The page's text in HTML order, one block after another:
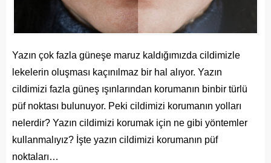
Yazın çok fazla güneşe maruz kaldığımızda cildimizle
lekelerin oluşması kaçınılmaz bir hal alıyor. Yazın
cildimizi fazla güneş ışınlarından korumanın binbir türlü
püf noktası bulunuyor. Peki cildimizi korumanın yolları
nelerdir? Yazın cildimizi korumak için ne gibi yöntemler
kullanmalıyız? İşte yazın cildimizi korumanın püf
noktaları…